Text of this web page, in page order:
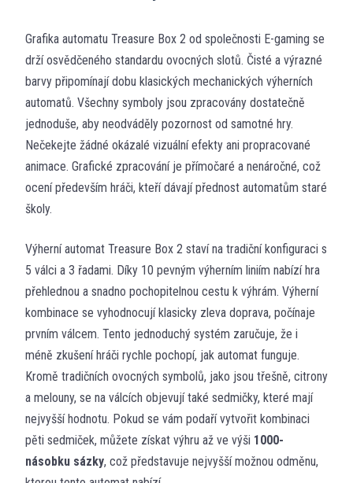
Grafika automatu Treasure Box 2 od společnosti E-gaming se
drží osvědčeného standardu ovocných slotů. Čisté a výrazné
barvy připomínají dobu klasických mechanických výherních
automatů. Všechny symboly jsou zpracovány dostatečně
jednoduše, aby neodváděly pozornost od samotné hry.
Nečekejte žádné okázalé vizuální efekty ani propracované
animace. Grafické zpracování je přímočaré a nenáročné, což
ocení především hráči, kteří dávají přednost automatům staré
školy.
Výherní automat Treasure Box 2 staví na tradiční konfiguraci s
5 válci a 3 řadami. Díky 10 pevným výherním liniím nabízí hra
přehlednou a snadno pochopitelnou cestu k výhrám. Výherní
kombinace se vyhodnocují klasicky zleva doprava, počínaje
prvním válcem. Tento jednoduchý systém zaručuje, že i
méně zkušení hráči rychle pochopí, jak automat funguje.
Kromě tradičních ovocných symbolů, jako jsou třešně, citrony
a melouny, se na válcích objevují také sedmičky, které mají
nejvyšší hodnotu. Pokud se vám podaří vytvořit kombinaci
pěti sedmiček, můžete získat výhru až ve výši 1000-
násobku sázky, což představuje nejvyšší možnou odměnu,